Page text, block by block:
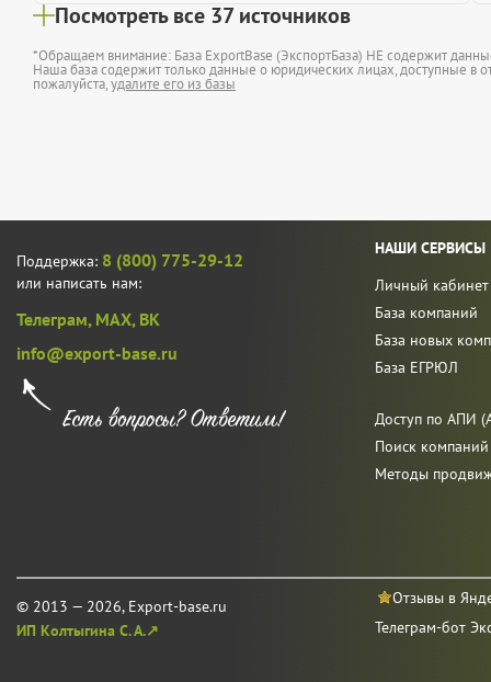
Посмотреть все 37 источников
*Обращаем внимание: База ExportBase (ЭкспортБаза) НЕ содержит
Наша база содержит только данные о юридических лицах, доступные в
пожалуйста,удалите его из базы
Поддержка: 8 (800) 775-29-12
или написать нам:
Телеграм, MAX, ВК
info@export-base.ru
© 2013 — 2026, Export-base.ru
ИП Колтыгина С. А.↗
НАШИ СЕРВИСЫ
Личный кабинет
База компаний
База новых
База ЕГРЮЛ
Доступ по АПИ
Поиск
Методы
Отзывы в
Телеграм-бот